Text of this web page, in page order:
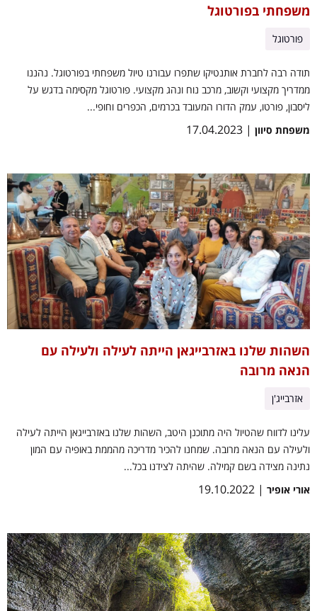
משפחתי בפורטוגל
פורטוגל
תודה רבה לחברת אותנטיקו שתפרו עבורנו טיול משפחתי בפורטוגל. נהננו
ממדריך מקצועי וקשוב, מרכב נוח ונהג מקצועי. פורטוגל מקסימה בדגש על
ליסבון, פורטו, עמק הדורו המעובד בכרמים, הכפרים וחופי...
משפחת סיוון | 17.04.2023
השהות שלנו באזרבייגאן הייתה לעילה ולעילה עם
הנאה מרובה
אזרבייג'ן
עלינו לדווח שהטיול היה מתוכנן היטב, השהות שלנו באזרבייגאן הייתה לעילה
ולעילה עם הנאה מרובה. שמחנו להכיר מדריכה מהממת באופיה עם המון
נתינה מצידה בשם קמילה. שהיתה לצידנו בכל...
אורי אופיר | 19.10.2022